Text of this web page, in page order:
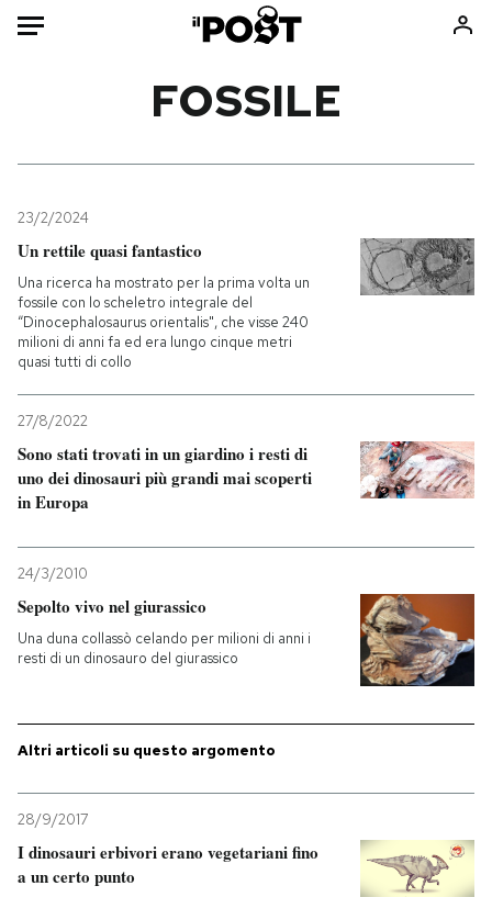
Mondo
Politica
Tecnologia
Internet
Scienza
Consumismi
Storie/Idee
Media
Mondiali calcio 2026
NEWSLETTER
SHOP
CALENDARIO
FOSSILE
23/2/2024
Un rettile quasi fantastico
Una ricerca ha mostrato per la prima volta un
fossile con lo scheletro integrale del
“Dinocephalosaurus orientalis", che visse 240
milioni di anni fa ed era lungo cinque metri
quasi tutti di collo
27/8/2022
Sono stati trovati in un giardino i resti di
uno dei dinosauri più grandi mai scoperti
in Europa
24/3/2010
Sepolto vivo nel giurassico
Una duna collassò celando per milioni di anni i
resti di un dinosauro del giurassico
Altri articoli su questo argomento
28/9/2017
I dinosauri erbivori erano vegetariani fino
a un certo punto